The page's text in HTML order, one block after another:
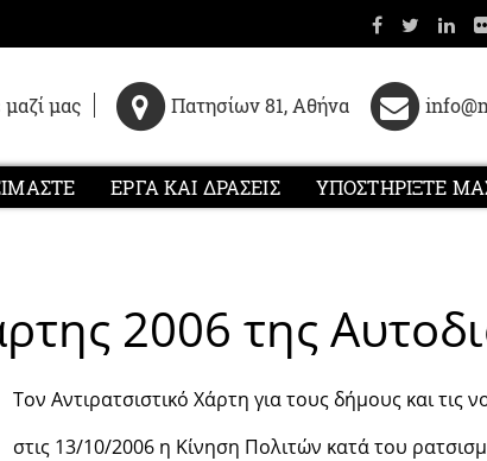
μας Πατησίων 81, Αθήνα
ΕΡΓΑ ΚΑΙ ΔΡΑΣΕΙΣ ΥΠΟΣΤΗΡΙΞΤΕ
2006 της
Τον Αντιρατσιστικό Χάρτη για τους δήμους και τις
στις 13/10/2006 η Κίνηση Πολιτών κατά του